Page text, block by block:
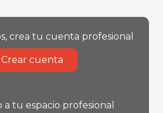
crea tu cuenta profesional
Crear cuenta
a tu espacio profesional